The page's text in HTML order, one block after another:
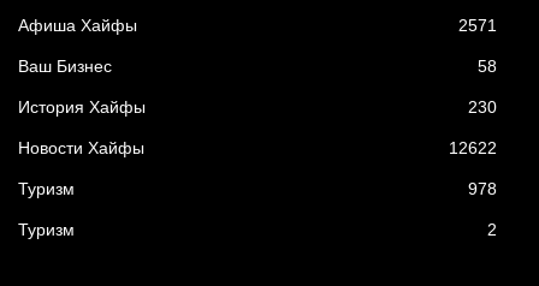
Афиша Хайфы 2571
Ваш Бизнес 58
История Хайфы 230
Новости Хайфы 12622
Туризм 978
Туризм 2